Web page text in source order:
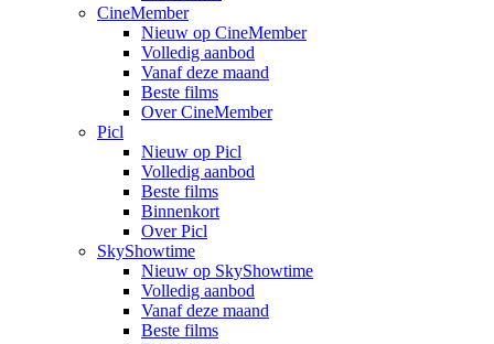
CineMember
Nieuw op CineMember
Volledig aanbod
Vanaf deze maand
Beste films
Over CineMember
Picl
Nieuw op Picl
Volledig aanbod
Beste films
Binnenkort
Over Picl
SkyShowtime
Nieuw op SkyShowtime
Volledig aanbod
Vanaf deze maand
Beste films